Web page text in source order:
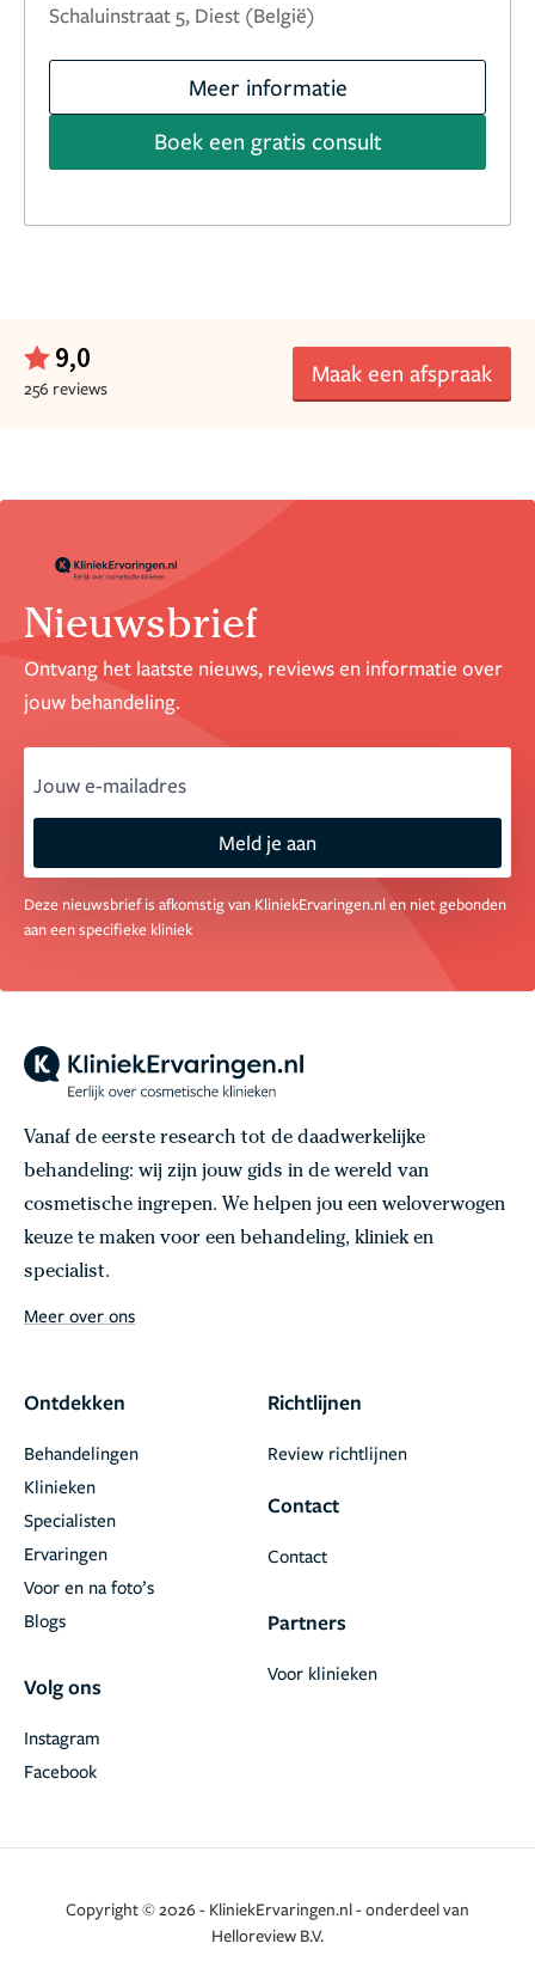
Schaluinstraat 5, Diest (België)
Meer informatie
Boek een gratis consult
9,0
256 reviews
Maak een afspraak
Nieuwsbrief
Ontvang het laatste nieuws, reviews en informatie over
jouw behandeling.
Meld je aan
Deze nieuwsbrief is afkomstig van KliniekErvaringen.nl en niet gebonden
aan een specifieke kliniek
Vanaf de eerste research tot de daadwerkelijke
behandeling: wij zijn jouw gids in de wereld van
cosmetische ingrepen. We helpen jou een weloverwogen
keuze te maken voor een behandeling, kliniek en
specialist.
Meer over ons
Ontdekken
Behandelingen
Klinieken
Specialisten
Ervaringen
Voor en na foto’s
Blogs
Volg ons
Facebook
Instagram
Richtlijnen
Review richtlijnen
Contact
Contact
Partners
Voor klinieken
Copyright © 2026 - KliniekErvaringen.nl - onderdeel van
Helloreview B.V.